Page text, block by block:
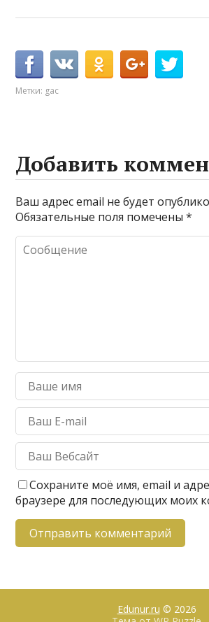
Метки: gac
Добавить
Ваш адрес email не будет
Обязательные поля помечены*
Сохраните моё имя, email и
браузере для последующих моих
Edunur.ru © 2026